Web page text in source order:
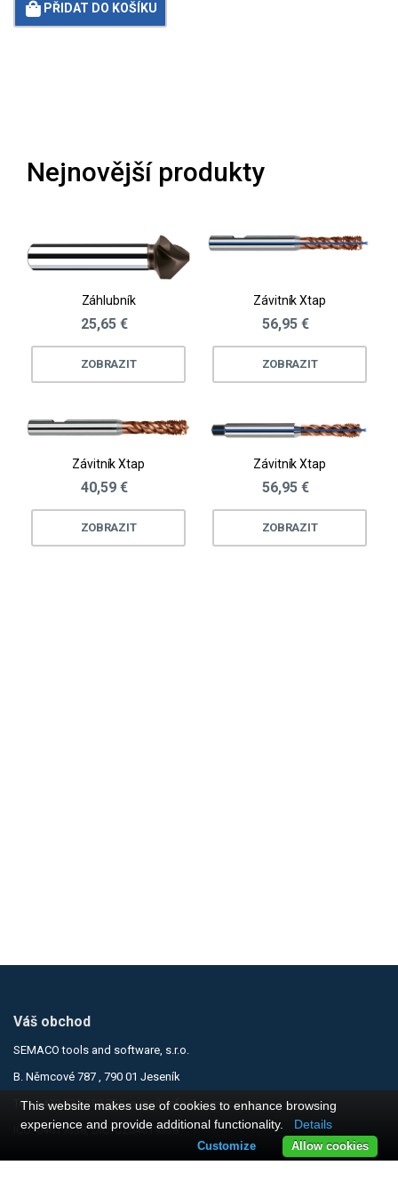
PŘIDAT DO KOŠÍKU
Nejnovější produkty
Záhlubník
25,65 €
ZOBRAZIT
Závitník Xtap
56,95 €
ZOBRAZIT
Závitník Xtap
40,59 €
ZOBRAZIT
Závitník Xtap
56,95 €
ZOBRAZIT
Váš obchod
SEMACO tools and software, s.r.o.
B. Němcové 787 , 790 01 Jeseník
Tel.:+420 737 283 750, e-mail:info@semaco.cz
IČO: 64619338, DIČ: CZ64619338
This website makes use of cookies to enhance browsing
experience and provide additional functionality.
Details
Allow cookies
Customize